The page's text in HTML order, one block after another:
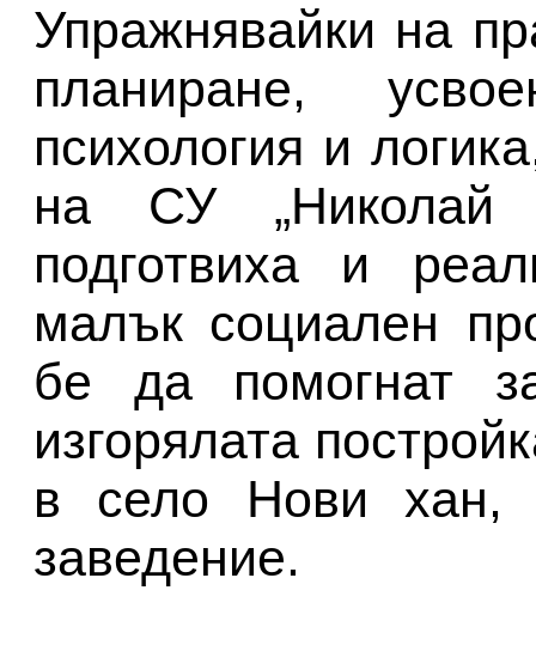
Упражнявайки на
планиране,
психология и
на СУ „Николай
подготвиха и
малък социален
бе да помогнат
изгорялата
в село Нови хан,
заведение.